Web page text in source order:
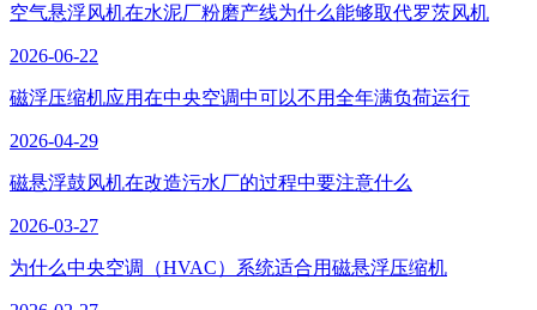
空气悬浮风机在水泥厂粉磨产线为什么能够取代罗茨风机
2026-06-22
磁浮压缩机应用在中央空调中可以不用全年满负荷运行
2026-04-29
磁悬浮鼓风机在改造污水厂的过程中要注意什么
2026-03-27
为什么中央空调（HVAC）系统适合用磁悬浮压缩机